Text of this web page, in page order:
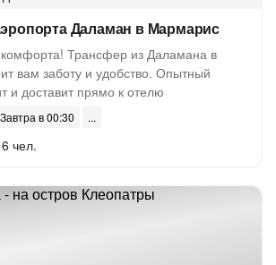
Даламан в Мармарис
Трансфер из Даламана в
вам заботу и удобство. Опытный
и доставит прямо к отелю
Завтра в 00:30
чел.